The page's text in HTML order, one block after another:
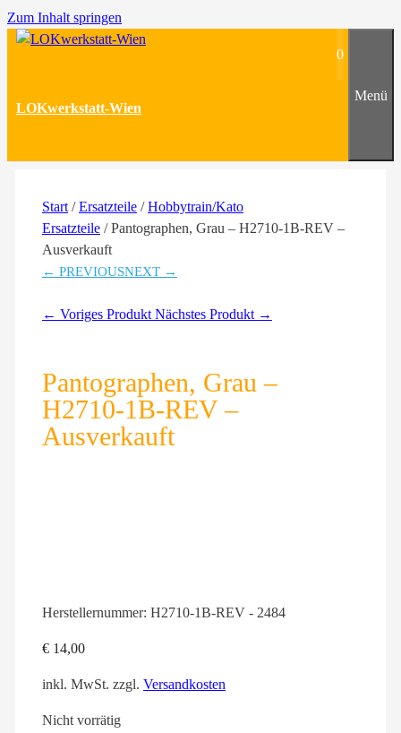
Zum Inhalt springen
LOKwerkstatt-Wien
0
Menü
Start /Ersatzteile /Hobbytrain/Kato
Ersatzteile / Pantographen, Grau – H2710-1B-REV –
Ausverkauft
← PREVIOUSNEXT →
← Voriges Produkt Nächstes Produkt →
Pantographen, Grau –
H2710-1B-REV –
Ausverkauft
Herstellernummer: H2710-1B-REV - 2484
€ 14,00
inkl. MwSt. zzgl. Versandkosten
Nicht vorrätig